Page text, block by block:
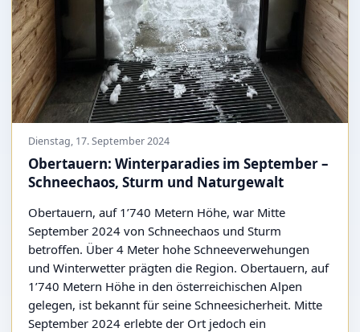
Dienstag, 17. September 2024
Obertauern: Winterparadies im September –
Schneechaos, Sturm und Naturgewalt
Obertauern, auf 1’740 Metern Höhe, war Mitte
September 2024 von Schneechaos und Sturm
betroffen. Über 4 Meter hohe Schneeverwehungen
und Winterwetter prägten die Region. Obertauern, auf
1’740 Metern Höhe in den österreichischen Alpen
gelegen, ist bekannt für seine Schneesicherheit. Mitte
September 2024 erlebte der Ort jedoch ein